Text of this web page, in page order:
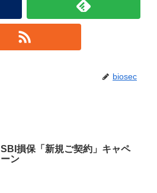
biosec
SBI損保「新規ご契約」キャペ
ーン